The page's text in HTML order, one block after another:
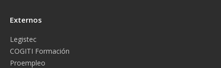
Externos
Legistec
COGITI Formación
Proempleo